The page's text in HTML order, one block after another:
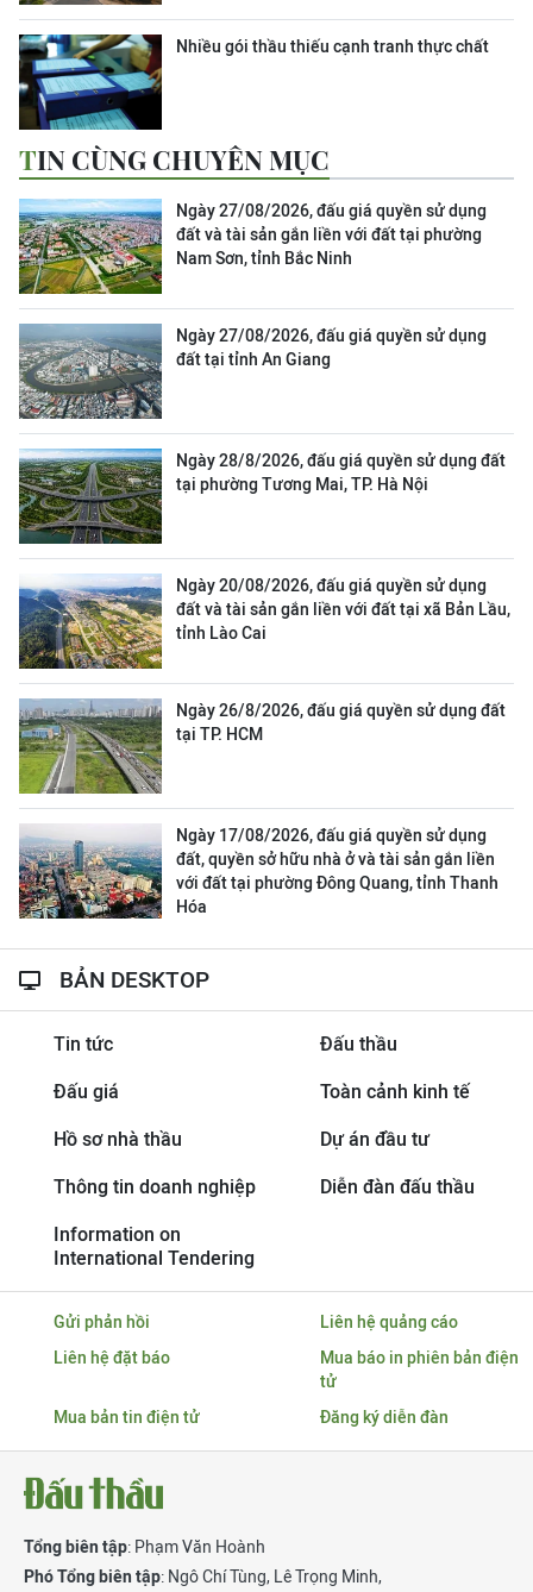
Nhiều gói thầu thiếu cạnh tranh thực chất
TIN CÙNG CHUYÊN MỤC
Ngày 27/08/2026, đấu giá quyền sử dụng
đất và tài sản gắn liền với đất tại phường
Nam Sơn, tỉnh Bắc Ninh
Ngày 27/08/2026, đấu giá quyền sử dụng
đất tại tỉnh An Giang
Ngày 28/8/2026, đấu giá quyền sử dụng đất
tại phường Tương Mai, TP. Hà Nội
Ngày 20/08/2026, đấu giá quyền sử dụng
đất và tài sản gắn liền với đất tại xã Bản Lầu,
tỉnh Lào Cai
Ngày 26/8/2026, đấu giá quyền sử dụng đất
tại TP. HCM
Ngày 17/08/2026, đấu giá quyền sử dụng
đất, quyền sở hữu nhà ở và tài sản gắn liền
với đất tại phường Đông Quang, tỉnh Thanh
Hóa
BẢN DESKTOP
Tin tức Đấu thầu
Đấu giá Toàn cảnh kinh tế
Hồ sơ nhà thầu Dự án đầu tư
Thông tin doanh nghiệp Diễn đàn đấu thầu
Information on
International Tendering
Gửi phản hồi
Liên hệ quảng cáo
Liên hệ đặt báo
Mua báo in phiên bản điện
tử
Mua bản tin điện tử
Đăng ký diễn đàn
Tổng biên tập: Phạm Văn Hoành
Phó Tổng biên tập: Ngô Chí Tùng, Lê Trọng Minh,